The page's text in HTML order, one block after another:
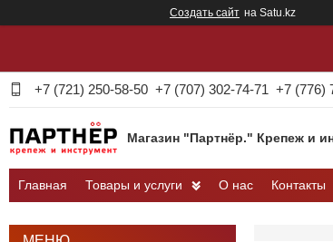
Создать сайт на Satu.kz
+7 (721) 250-58-50 +7 (707) 302-74-71 +7 (776)
Магазин "Партнёр." Крепеж и
Главная Товары и услуги О нас Контакты